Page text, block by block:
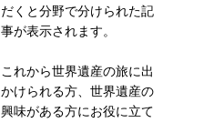
だくと分野で分けられた記
事が表示されます。
これから世界遺産の旅に出
かけられる方、世界遺産の
興味がある方にお役に立て